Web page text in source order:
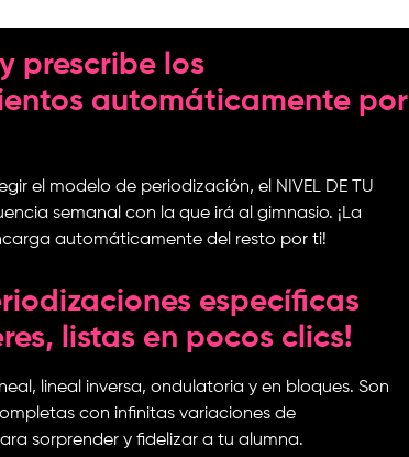
prescribe los
automáticamente por
el modelo de periodización, el NIVEL DE TU
semanal con la que irá al gimnasio. ¡La
automáticamente del resto por ti!
específicas
listas en pocos clics!
lineal inversa, ondulatoria y en bloques. Son
con infinitas variaciones de
sorprender y fidelizar a tu alumna.